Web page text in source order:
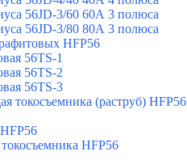
56JD-3/60 60А 3 полюса
56JD-3/80 80А 3 полюса
HFP56
56TS-1
56TS-2
56TS-3
токосъемника (раструб) HFP56
HFP56